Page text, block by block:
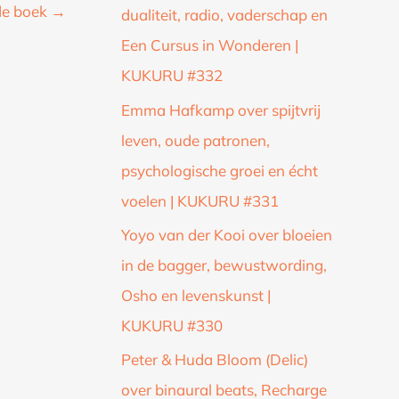
boek →
dualiteit, radio, vaderschap en
Een Cursus in Wonderen |
KUKURU #332
Emma Hafkamp over spijtvrij
leven, oude patronen,
psychologische groei en écht
voelen | KUKURU #331
Yoyo van der Kooi over bloeien
in de bagger, bewustwording,
Osho en levenskunst |
KUKURU #330
Peter & Huda Bloom (Delic)
over binaural beats, Recharge